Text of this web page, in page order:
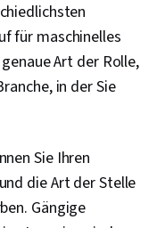
für maschinelles
Art der Rolle,
in der Sie
Sie Ihren
die Art der Stelle
Gängige